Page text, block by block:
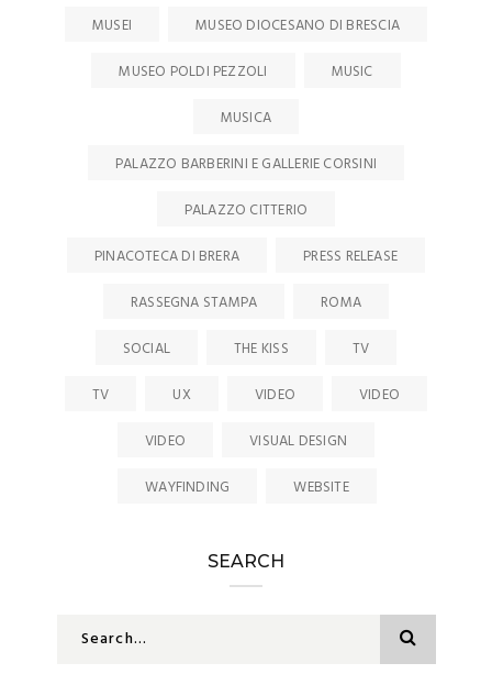
MUSEI
MUSEO DIOCESANO DI BRESCIA
MUSEO POLDI PEZZOLI
MUSIC
MUSICA
PALAZZO BARBERINI E GALLERIE CORSINI
PALAZZO CITTERIO
PINACOTECA DI BRERA
PRESS RELEASE
RASSEGNA STAMPA
ROMA
SOCIAL
THE KISS
TV
TV
UX VIDEO
VIDEO
VIDEO
VISUAL DESIGN
WAYFINDING
WEBSITE
SEARCH